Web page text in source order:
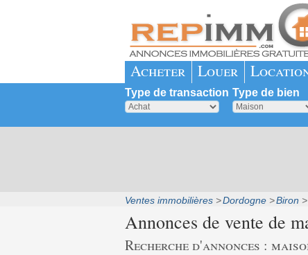
Acheter Louer
Type de transaction Type de bien
Ventes immobilières Dordogne Biron
Annonces de vente de
Recherche d'annonces :